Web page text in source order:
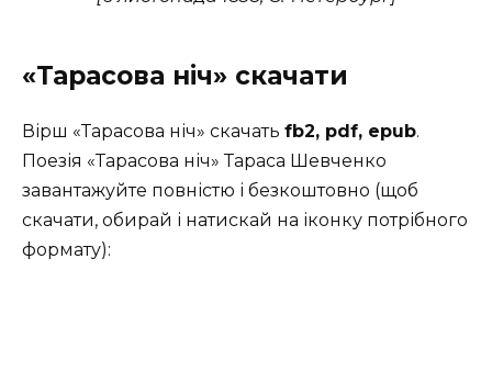
«Тарасова ніч» скачати
Вірш «Тарасова ніч» скачать fb2, pdf, epub.
Поезія «Тарасова ніч» Тараса Шевченко
завантажуйте повністю і безкоштовно (щоб
скачати, обирай і натискай на іконку потрібного
формату):